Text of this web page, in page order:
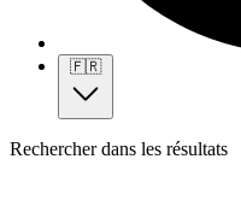
🇫🇷
Rechercher dans les résultats